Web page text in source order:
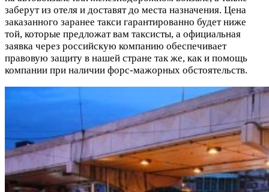
заберут из отеля и доставят до места назначения. Цена
заказанного заранее такси гарантированно будет ниже
той, которые предложат вам таксисты, а официальная
заявка через российскую компанию обеспечивает
правовую защиту в нашей стране так же, как и помощь
компании при наличии форс-мажорных обстоятельств.